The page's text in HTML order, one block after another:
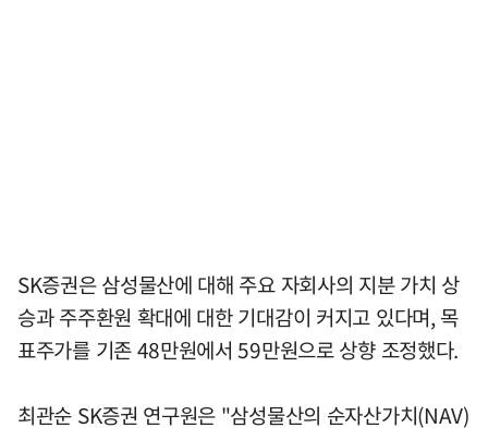
SK증권은 삼성물산에 대해 주요 자회사의 지분 가치 상
승과 주주환원 확대에 대한 기대감이 커지고 있다며, 목
표주가를 기존 48만원에서 59만원으로 상향 조정했다.
최관순 SK증권 연구원은 "삼성물산의 순자산가치(NAV)